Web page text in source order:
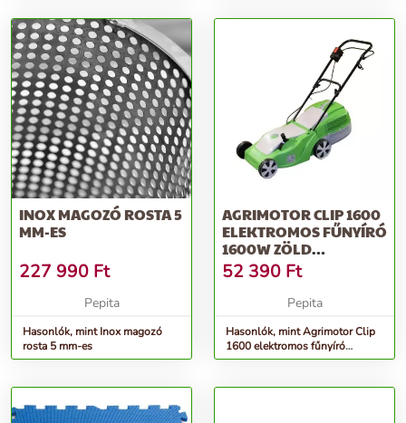
INOX MAGOZÓ ROSTA 5
MM-ES
227 990 Ft
Pepita
Hasonlók, mint Inox magozó
rosta 5 mm-es
AGRIMOTOR CLIP 1600
ELEKTROMOS FŰNYÍRÓ
1600W ZÖLD
(FKK4216/4)
52 390 Ft
Pepita
Hasonlók, mint Agrimotor Clip
1600 elektromos fűnyíró
1600W zöld (FKK4216/4)